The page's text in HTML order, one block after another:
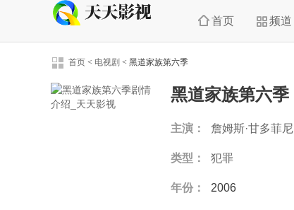
首页 频道
首页 < 电视剧 < 黑道家族第六季
黑道家族第六季
主演： 詹姆斯·甘多菲尼
类型： 犯罪
年份： 2006